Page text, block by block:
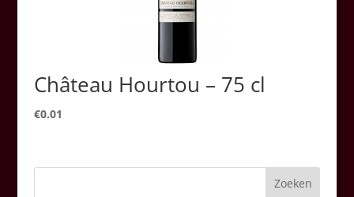
Château Hourtou – 75 cl
€0.01